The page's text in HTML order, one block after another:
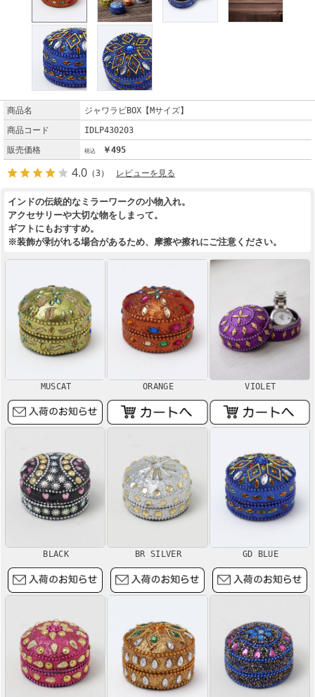
商品名
ジャワラビBOX【Mサイズ】
商品コード
IDLP430203
販売価格
￥495
4.0 （3） レビューを見る
インドの伝統的なミラーワークの小物入れ。
アクセサリーや大切な物をしまって。
ギフトにもおすすめ。
※装飾が剥がれる場合があるため、摩擦や擦れにご注意ください。
MUSCAT ORANGE VIOLET
BLACK BR SILVER GD BLUE